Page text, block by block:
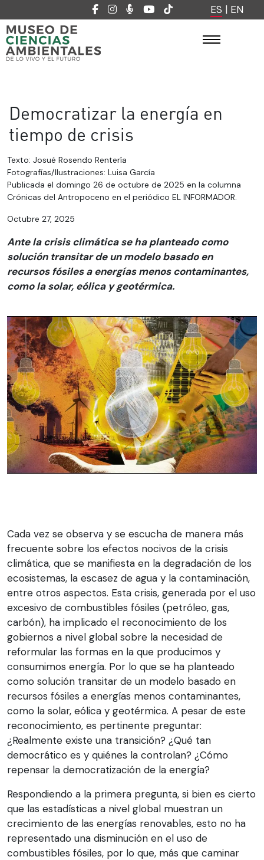
ES | EN
Democratizar la energía en
tiempo de crisis
Texto: Josué Rosendo Rentería
Fotografías/Ilustraciones: Luisa García
Publicada el domingo 26 de octubre de 2025 en la columna
Crónicas del Antropoceno en el periódico EL INFORMADOR.
Octubre 27, 2025
Ante la crisis climática se ha planteado como
solución transitar de un modelo basado en
recursos fósiles a energías menos contaminantes,
como la solar, eólica y geotérmica.
Cada vez se observa y se escucha de manera más
frecuente sobre los efectos nocivos de la crisis
climática, que se manifiesta en la degradación de los
ecosistemas, la escasez de agua y la contaminación,
entre otros aspectos. Esta crisis, generada por el uso
excesivo de combustibles fósiles (petróleo, gas,
carbón), ha implicado el reconocimiento de los
gobiernos a nivel global sobre la necesidad de
reformular las formas en la que producimos y
consumimos energía. Por lo que se ha planteado
como solución transitar de un modelo basado en
recursos fósiles a energías menos contaminantes,
como la solar, eólica y geotérmica. A pesar de este
reconocimiento, es pertinente preguntar:
¿Realmente existe una transición? ¿Qué tan
democrático es y quiénes la controlan? ¿Cómo
repensar la democratización de la energía?
Respondiendo a la primera pregunta, si bien es cierto
que las estadísticas a nivel global muestran un
crecimiento de las energías renovables, esto no ha
representado una disminución en el uso de
combustibles fósiles, por lo que, más que caminar